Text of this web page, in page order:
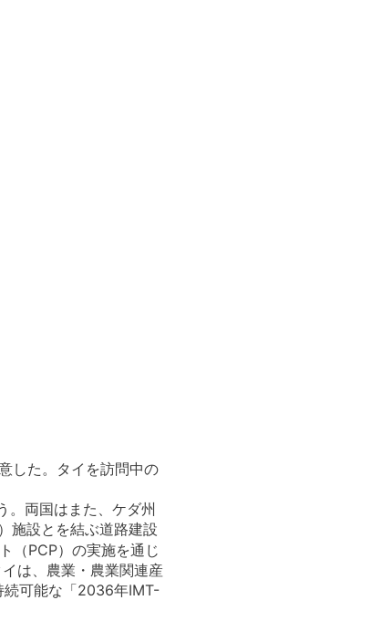
した。タイを訪問中の
。両国はまた、ケダ州
施設とを結ぶ道路建設
（PCP）の実施を通じ
は、農業・農業関連産
続可能な「2036年IMT-